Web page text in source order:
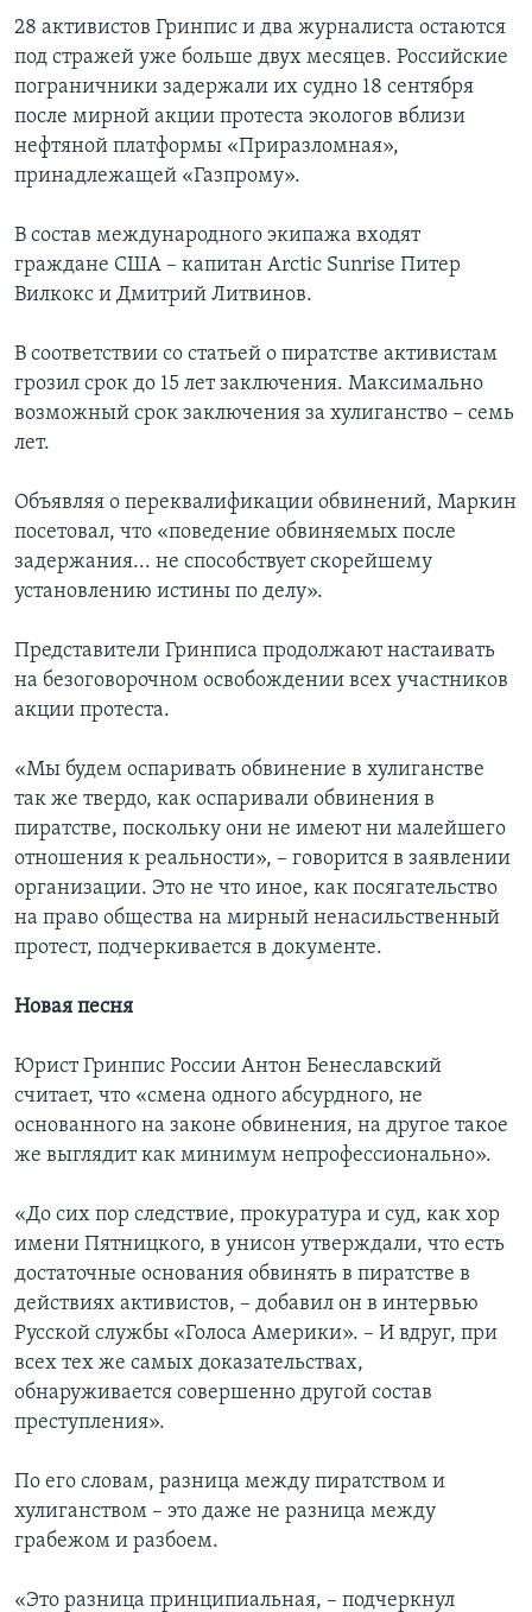
28 активистов Гринпис и два журналиста остаются
под стражей уже больше двух месяцев. Российские
пограничники задержали их судно 18 сентября
после мирной акции протеста экологов вблизи
нефтяной платформы «Приразломная»,
принадлежащей «Газпрому».
В состав международного экипажа входят
граждане США – капитан Arctic Sunrise Питер
Вилкокс и Дмитрий Литвинов.
В соответствии со статьей о пиратстве активистам
грозил срок до 15 лет заключения. Максимально
возможный срок заключения за хулиганство – семь
лет.
Объявляя о переквалификации обвинений, Маркин
посетовал, что «поведение обвиняемых после
задержания... не способствует скорейшему
установлению истины по делу».
Представители Гринписа продолжают настаивать
на безоговорочном освобождении всех участников
акции протеста.
«Мы будем оспаривать обвинение в хулиганстве
так же твердо, как оспаривали обвинения в
пиратстве, поскольку они не имеют ни малейшего
отношения к реальности», – говорится в заявлении
организации. Это не что иное, как посягательство
на право общества на мирный ненасильственный
протест, подчеркивается в документе.
Новая песня
Юрист Гринпис России Антон Бенеславский
считает, что «смена одного абсурдного, не
основанного на законе обвинения, на другое такое
же выглядит как минимум непрофессионально».
«До сих пор следствие, прокуратура и суд, как хор
имени Пятницкого, в унисон утверждали, что есть
достаточные основания обвинять в пиратстве в
действиях активистов, – добавил он в интервью
Русской службы «Голоса Америки». – И вдруг, при
всех тех же самых доказательствах,
обнаруживается совершенно другой состав
преступления».
По его словам, разница между пиратством и
хулиганством – это даже не разница между
грабежом и разбоем.
«Это разница принципиальная, – подчеркнул